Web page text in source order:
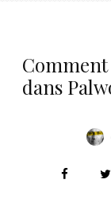
dans